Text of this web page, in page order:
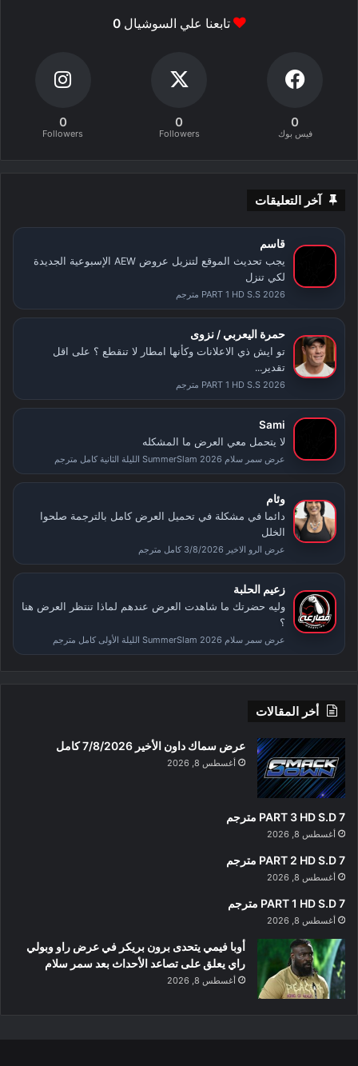
تابعنا علي السوشيال0
0
فيس بوك
0
Followers
0
Followers
آخر التعليقات
قاسم
يجب تحديث الموقع لتنزيل عروض AEW الإسبوعية الجديدة
لكي تنزل
PART 1 HD S.S 2026 مترجم
حمرة اليعربي / نزوى
تو ايش ذي الاعلانات وكأنها امطار لا تنقطع ؟ على اقل
تقدير...
PART 1 HD S.S 2026 مترجم
Sami
لا يتحمل معي العرض ما المشكله
عرض سمر سلام SummerSlam 2026 الليلة الثانية كامل مترجم
وئام
دائما في مشكلة في تحميل العرض كامل بالترجمة صلحوا
الخلل
عرض الرو الاخير 3/8/2026 كامل مترجم
زعيم الحلبة
وليه حضرتك ما شاهدت العرض عندهم لماذا تنتظر العرض هنا
؟
عرض سمر سلام SummerSlam 2026 الليلة الأولى كامل مترجم
أخر المقالات
عرض سماك داون الأخير 7/8/2026 كامل
أغسطس 8, 2026
PART 3 HD S.D 7 مترجم
أغسطس 8, 2026
PART 2 HD S.D 7 مترجم
أغسطس 8, 2026
PART 1 HD S.D 7 مترجم
أغسطس 8, 2026
أوبا فيمي يتحدى برون بريكر في عرض راو وبولي
راي يعلق على تصاعد الأحداث بعد سمر سلام
أغسطس 8, 2026